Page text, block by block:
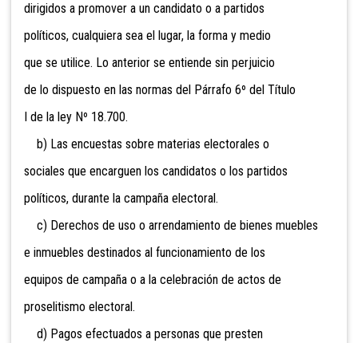
dirigidos a promover a un candidato o a partidos
políticos, cualquiera sea el lugar, la forma y medio
que se utilice. Lo anterior se entiende sin perjuicio
de lo dispuesto en las normas del Párrafo 6º del Título
I de la ley Nº 18.700.
b) Las encuestas sobre materias electorales o
sociales que encarguen los candidatos o los partidos
políticos, durante la campaña electoral.
c) Derechos de uso o arrendamiento de bienes muebles
e inmuebles destinados al funcionamiento de los
equipos de campaña o a la celebración de actos de
proselitismo electoral.
d) Pagos efectuados a personas que presten